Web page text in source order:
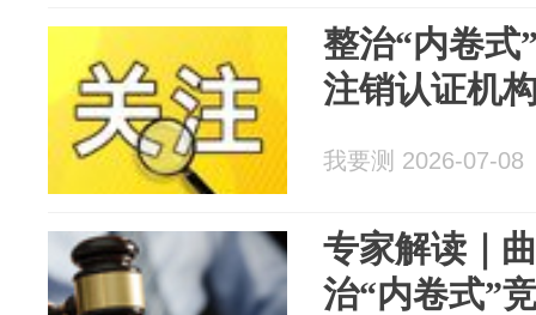
整治“内卷式
注销认证机
我要测 2026-07-08
专家解读｜
治“内卷式”